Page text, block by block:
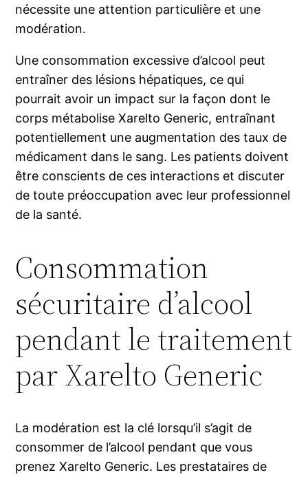
nécessite une attention particulière et une
modération.
Une consommation excessive d’alcool peut
entraîner des lésions hépatiques, ce qui
pourrait avoir un impact sur la façon dont le
corps métabolise Xarelto Generic, entraînant
potentiellement une augmentation des taux de
médicament dans le sang. Les patients doivent
être conscients de ces interactions et discuter
de toute préoccupation avec leur professionnel
de la santé.
Consommation
sécuritaire d’alcool
pendant le traitement
par Xarelto Generic
La modération est la clé lorsqu’il s’agit de
consommer de l’alcool pendant que vous
prenez Xarelto Generic. Les prestataires de